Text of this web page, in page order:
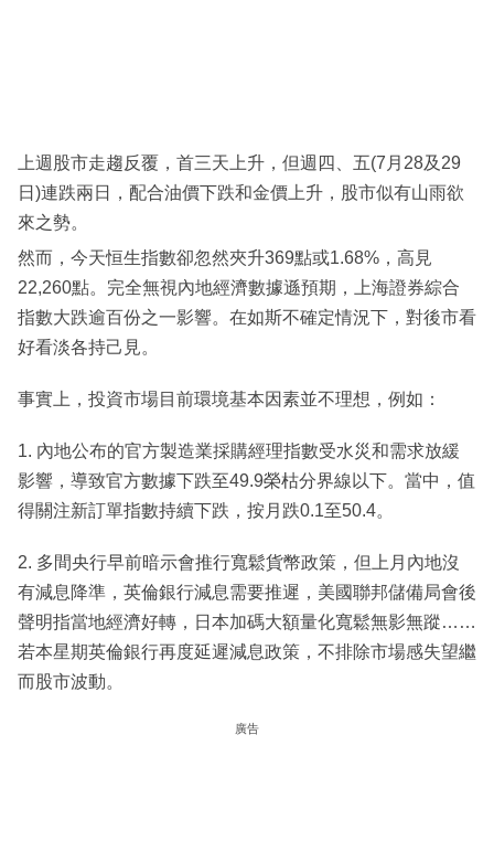
閱
專
上週股市走趨反覆，首三天上升，但週四、五(7月28及29
日)連跌兩日，配合油價下跌和金價上升，股市似有山雨欲
來之勢。
然而，今天恒生指數卻忽然夾升369點或1.68%，高見
22,260點。完全無視內地經濟數據遜預期，上海證券綜合
指數大跌逾百份之一影響。在如斯不確定情況下，對後市看
好看淡各持己見。
事實上，投資市場目前環境基本因素並不理想，例如：
1. 內地公布的官方製造業採購經理指數受水災和需求放緩
影響，導致官方數據下跌至49.9榮枯分界線以下。當中，值
得關注新訂單指數持續下跌，按月跌0.1至50.4。
2. 多間央行早前暗示會推行寬鬆貨幣政策，但上月內地沒
有減息降準，英倫銀行減息需要推遲，美國聯邦儲備局會後
聲明指當地經濟好轉，日本加碼大額量化寬鬆無影無蹤……
若本星期英倫銀行再度延遲減息政策，不排除市場感失望繼
而股市波動。
廣告